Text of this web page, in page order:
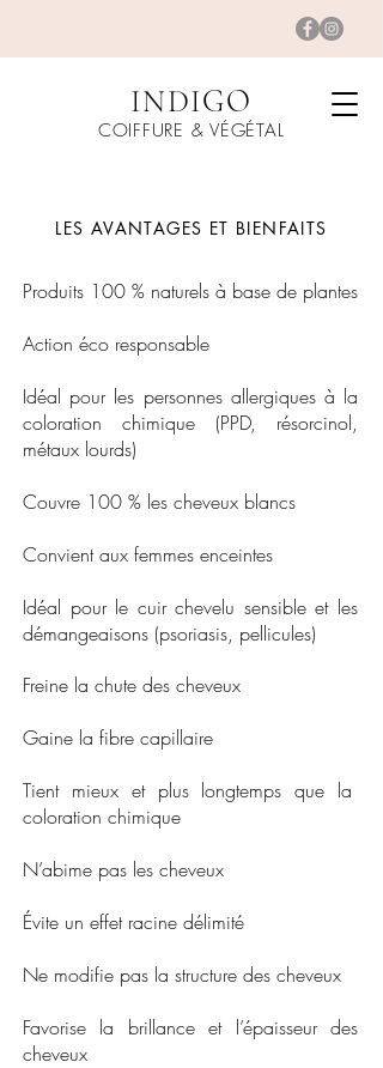
INDIGO
COIFFURE & VÉGÉTAL
LES AVANTAGES ET BIENFAITS
Produits 100 % naturels à base de plantes
Action éco responsable
Idéal pour les personnes allergiques à la
coloration chimique (PPD, résorcinol,
métaux lourds)
Couvre 100 % les cheveux blancs
Convient aux femmes enceintes
Idéal pour le cuir chevelu sensible et les
démangeaisons (psoriasis, pellicules)
Freine la chute des cheveux
Gaine la fibre capillaire
Tient mieux et plus longtemps que la
coloration chimique
N’abime pas les cheveux
Évite un effet racine délimité
Ne modifie pas la structure des cheveux
Favorise la brillance et l’épaisseur des
cheveux